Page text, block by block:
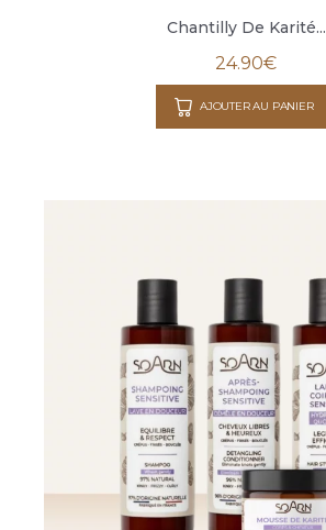
Chantilly De Karité...
24.90€
AJOUTER AU PANIER